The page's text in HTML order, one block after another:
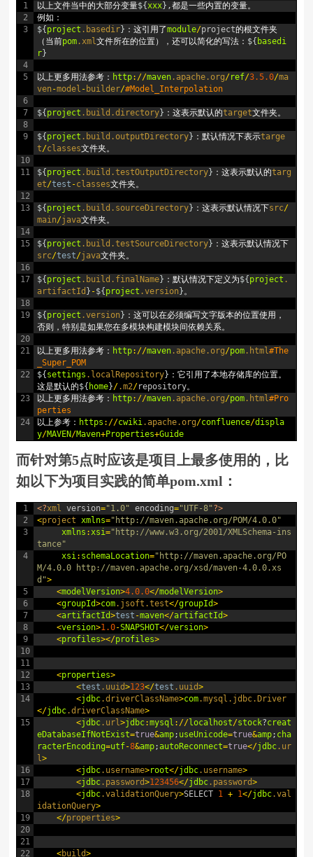
1
2
3
4
5
6
7
8
9
10
11
12
13
14
15
16
17
18
19
20
21
22
23
24
以上文件当中的大部分变量${xxx} ,都是一些内置的变量。
例如：
${ project .basedir} ：这引用了module/project的根文件夹
（当前pom .xml文件所在的位置），还可以简化的写法： ${ basedi
r}
以上更多用法参考： http: //maven .apache .org/ref/3.5.0/ma
ven-model - builder/#Model_Interpolation
${ project .build .directory} ：这表示默认的target文件夹。
${ project .build .outputDirectory} ：默认情况下表示targe
t/classes文件夹。
${ project .build .testOutputDirectory} ：这表示默认的targ
et/test -classes文件夹。
${ project .build .sourceDirectory} ：这表示默认情况下src/
main/java文件夹。
${ project .build .testSourceDirectory} ：这表示默认情况下
src/test/java文件夹。
${ project .build .finalName} ：默认情况下定义为${ project .
artifactId } -${ project .version}。
${ project .version} ：这可以在必须编写文字版本的位置使用，
否则，特别是如果您在多模块构建模块间依赖关系。
以上更多用法参考： http: //maven .apache .org/pom .html#The
_Super_POM
${ settings .localRepository} ：它引用了本地存储库的位置。
这是默认的${ home}/.m2/repository。
以上更多用法参考： http: //maven .apache .org/pom .html#Pro
perties
以上参考： https : //cwiki.apache.org/confluence/displa
y/MAVEN/Maven+Properties+Guide
而针对第5点时应该是项目上最多使用的，比
如以下为项目实践的简单pom.xml：
1
2
3
4
5
6
7
8
9
10
11
12
13
14
15
16
17
18
19
20
21
22
<?xml version="1.0" encoding="UTF-8"?>
<project xmlns="http://maven.apache.org/POM/4.0.0"
xmlns :xsi="http://www.w3.org/2001/XMLSchema-ins
tance"
xsi: schemaLocation="http://maven.apache.org/PO
M/4.0.0 http://maven.apache.org/xsd/maven-4.0.0.xs
d">
<modelVersion>4.0.0</modelVersion>
<groupId>com.jsoft .test</groupId>
<artifactId>test -maven</artifactId>
<version>1.0-SNAPSHOT</version>
<profiles></profiles>
<properties>
<test .uuid>123</test .uuid>
<jdbc.driverClassName>com.mysql .jdbc.Driver
</jdbc.driverClassName>
<jdbc .url>jdbc:mysql : //localhost/stock?creat
eDatabaseIfNotExist=true&amp; useUnicode=true&amp; cha
racterEncoding=utf-8&amp;autoReconnect=true</jdbc .ur
l>
<jdbc.username>root</jdbc.username>
<jdbc .password>123456</jdbc .password>
<jdbc.validationQuery>SELECT 1 + 1</jdbc.val
idationQuery>
</properties>
<build>